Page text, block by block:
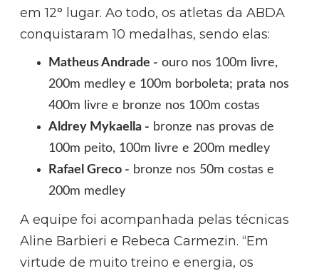
em 12° lugar. Ao todo, os atletas da ABDA
conquistaram 10 medalhas, sendo elas:
Matheus Andrade - ouro nos 100m livre,
200m medley e 100m borboleta; prata nos
400m livre e bronze nos 100m costas
Aldrey Mykaella - bronze nas provas de
100m peito, 100m livre e 200m medley
Rafael Greco - bronze nos 50m costas e
200m medley
A equipe foi acompanhada pelas técnicas
Aline Barbieri e Rebeca Carmezin. “Em
virtude de muito treino e energia, os